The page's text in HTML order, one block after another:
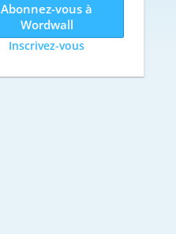
Abonnez-vous à
Wordwall
Inscrivez-vous